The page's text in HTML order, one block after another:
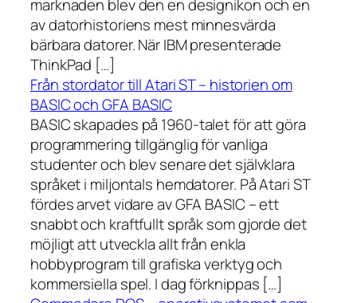
marknaden blev den en designikon och en
av datorhistoriens mest minnesvärda
bärbara datorer. När IBM presenterade
ThinkPad […]
Från stordator till Atari ST – historien om
BASIC och GFA BASIC
BASIC skapades på 1960-talet för att göra
programmering tillgänglig för vanliga
studenter och blev senare det självklara
språket i miljontals hemdatorer. På Atari ST
fördes arvet vidare av GFA BASIC – ett
snabbt och kraftfullt språk som gjorde det
möjligt att utveckla allt från enkla
hobbyprogram till grafiska verktyg och
kommersiella spel. I dag förknippas […]